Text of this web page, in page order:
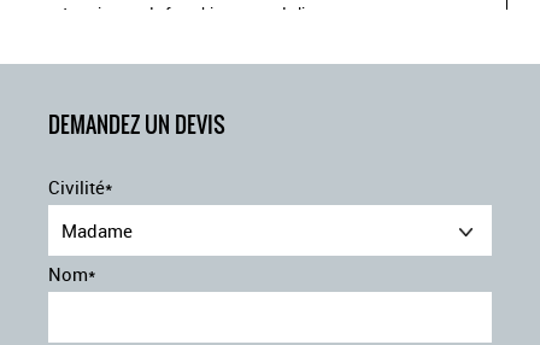
Avertisseur de franchissement de ligne
Caméra de recul
Direction assistée
Projecteurs AV Full LED
Système d'appel d'urgence
Miroir grand angle
Airbag frontal conducteur et passager
feux de croisement automatiques
DEMANDEZ UN DEVIS
Civilité*
Madame
Nom*